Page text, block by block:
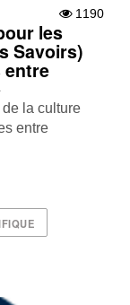
1190
les
Savoirs)
entre
la culture
entre